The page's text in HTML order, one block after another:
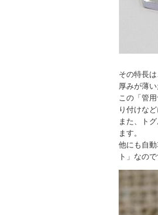
その特長
厚みが薄
この「管
り付けな
また、ト
ます。
他にも自
ト」なので